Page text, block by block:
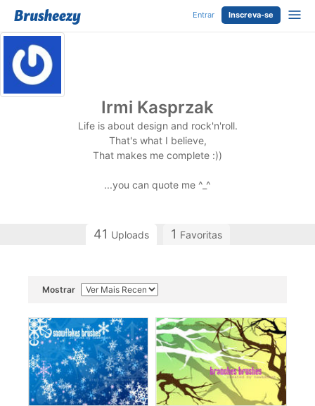
Entrar Inscreva-se
Irmi Kasprzak
Life is about design and rock'n'roll.
That's what I believe,
That makes me complete :))
...you can quote me ^_^
41 Uploads 1 Favoritas
Mostrar